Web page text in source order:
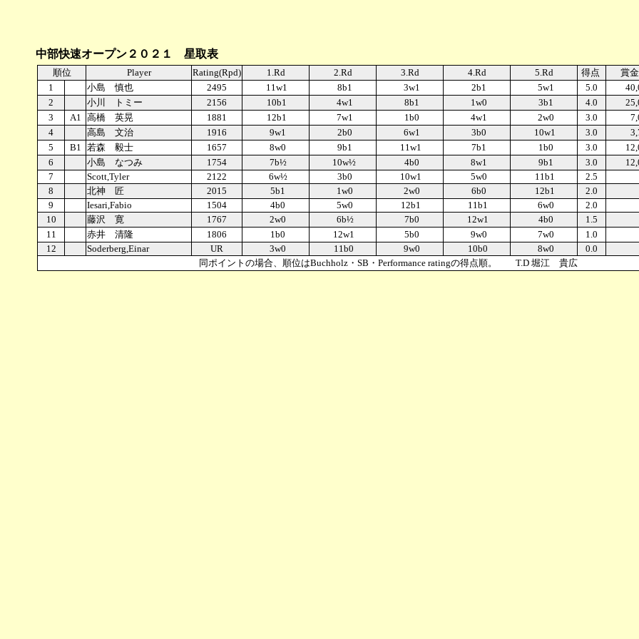
中部快速オープン２０２１ 星取表
順位 Player Rating(Rpd) 1.Rd 2.Rd 3.Rd 4.Rd 5.Rd 得点
賞金
1
小島 慎也 2495 11w1 8b1 3w1 2b1 5w1 5.0
2
小川 トミー 2156 10b1 4w1 8b1 1w0 3b1 4.0
3
A1 高橋 英晃 1881 12b1 7w1 1b0 4w1 2w0 3.0
4
高島 文治 1916 9w1 2b0 6w1 3b0 10w1 3.0
5
B1 若森 毅士 1657 8w0 9b1 11w1 7b1 1b0 3.0
6
小島 なつみ 1754 7b½ 10w½ 4b0 8w1 9b1 3.0
7
Scott,Tyler 2122 6w½ 3b0 10w1 5w0 11b1
2.5
8
北神 匠 2015 5b1 1w0 2w0 6b0 12b1
2.0
9
Iesari,Fabio 1504 4b0 5w0 12b1 11b1 6w0
2.0
10
藤沢 寛 1767 2w0 6b½ 7b0 12w1 4b0
1.5
11
赤井 清隆 1806 1b0 12w1 5b0 9w0 7w0
1.0
12
Soderberg,Einar UR 3w0 11b0 9w0 10b0 8w0
0.0
同ポイントの場合、順位はBuchholz・SB・Performance ratingの得点順。 T.D 堀江 貴広